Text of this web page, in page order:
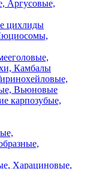
Аргусовые,
цихлиды
Камбалы
Вьюновые
карпозубые,
Харациновые,